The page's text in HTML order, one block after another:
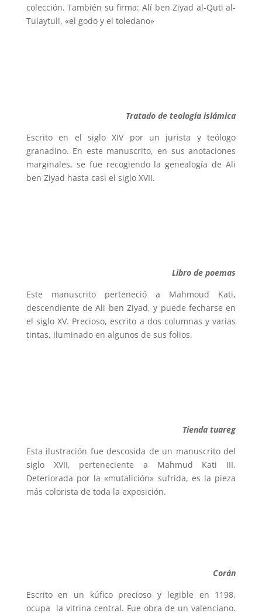
colección. También su firma: Alí ben Ziyad al-Quti al-
Tulaytuli, «el godo y el toledano»
Tratado de teología islámica
Escrito en el siglo XIV por un jurista y teólogo
granadino. En este manuscrito, en sus anotaciones
marginales, se fue recogiendo la genealogía de Ali
ben Ziyad hasta casi el siglo XVII.
Libro de poemas
Este manuscrito perteneció a Mahmoud Kati,
descendiente de Ali ben Ziyad, y puede fecharse en
el siglo XV. Precioso, escrito a dos columnas y varias
tintas, iluminado en algunos de sus folios.
Tienda tuareg
Esta ilustración fue descosida de un manuscrito del
siglo XVII, perteneciente a Mahmud Kati III.
Deteriorada por la «mutalición» sufrida, es la pieza
más colorista de toda la exposición.
Corán
Escrito en un kúfico precioso y legible en 1198,
ocupa la vitrina central. Fue obra de un valenciano.